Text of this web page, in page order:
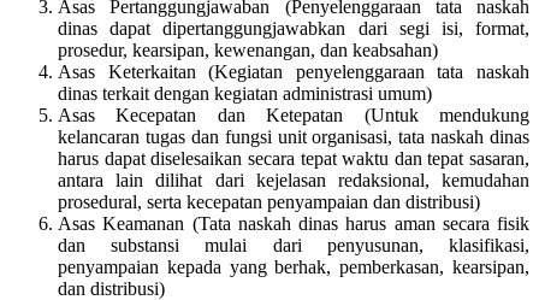
Asas Pertanggungjawaban (Penyelenggaraan tata naskah
dinas dapat dipertanggungjawabkan dari segi isi, format,
prosedur, kearsipan, kewenangan, dan keabsahan)
Asas Keterkaitan (Kegiatan penyelenggaraan tata naskah
dinas terkait dengan kegiatan administrasi umum)
Asas Kecepatan dan Ketepatan (Untuk mendukung
kelancaran tugas dan fungsi unit organisasi, tata naskah dinas
harus dapat diselesaikan secara tepat waktu dan tepat sasaran,
antara lain dilihat dari kejelasan redaksional, kemudahan
prosedural, serta kecepatan penyampaian dan distribusi)
Asas Keamanan (Tata naskah dinas harus aman secara fisik
dan substansi mulai dari penyusunan, klasifikasi,
penyampaian kepada yang berhak, pemberkasan, kearsipan,
dan distribusi)